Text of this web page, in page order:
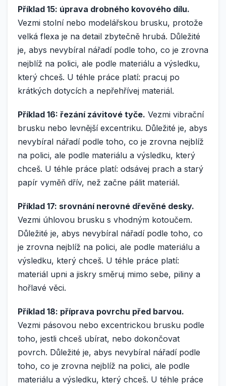
Příklad 15: úprava drobného kovového dílu.
Vezmi stolní nebo modelářskou brusku, protože
velká flexa je na detail zbytečně hrubá. Důležité
je, abys nevybíral nářadí podle toho, co je zrovna
nejblíž na polici, ale podle materiálu a výsledku,
který chceš. U téhle práce platí: pracuj po
krátkých dotycích a nepřehřívej materiál.
Příklad 16: řezání závitové tyče. Vezmi vibrační
brusku nebo levnější excentriku. Důležité je, abys
nevybíral nářadí podle toho, co je zrovna nejblíž
na polici, ale podle materiálu a výsledku, který
chceš. U téhle práce platí: odsávej prach a starý
papír vyměň dřív, než začne pálit materiál.
Příklad 17: srovnání nerovné dřevěné desky.
Vezmi úhlovou brusku s vhodným kotoučem.
Důležité je, abys nevybíral nářadí podle toho, co
je zrovna nejblíž na polici, ale podle materiálu a
výsledku, který chceš. U téhle práce platí:
materiál upni a jiskry směruj mimo sebe, piliny a
hořlavé věci.
Příklad 18: příprava povrchu před barvou.
Vezmi pásovou nebo excentrickou brusku podle
toho, jestli chceš ubírat, nebo dokončovat
povrch. Důležité je, abys nevybíral nářadí podle
toho, co je zrovna nejblíž na polici, ale podle
materiálu a výsledku, který chceš. U téhle práce